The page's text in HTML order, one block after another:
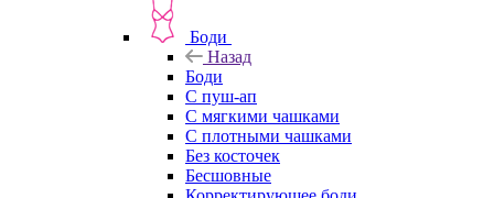
Боди
Назад
Боди
С пуш-ап
С мягкими чашками
С плотными чашками
Без косточек
Бесшовные